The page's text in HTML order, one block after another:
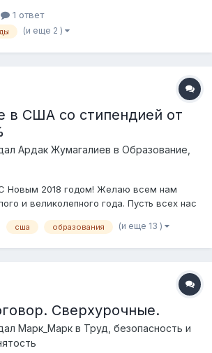
1 ответ
(и еще 2 )
в США со стипендией от
Ардак Жумагалиев в Образование,
Новым 2018 годом! Желаю всем нам
и великолепного года. Пусть всех нас
горы! Позвольте сообщить о продлении
сша образования (и еще 13 )
Сверхурочные.
Марк_Марк в Труд, безопасность и